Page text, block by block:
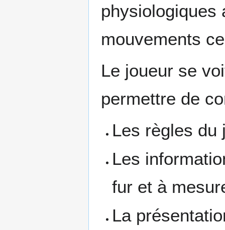
physiologiques
mouvements
Le joueur se
permettre de
Les règles du
Les
fur et à
La